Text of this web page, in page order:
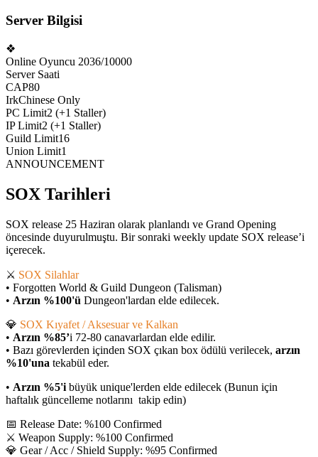
Server Bilgisi
❖
Online Oyuncu 2036/10000
Server Saati
CAP80
IrkChinese Only
PC Limit2 (+1 Staller)
IP Limit2 (+1 Staller)
Guild Limit16
Union Limit1
ANNOUNCEMENT
SOX Tarihleri
SOX release 25 Haziran olarak planlandı ve Grand Opening
öncesinde duyurulmuştu. Bir sonraki weekly update SOX release’i
içerecek.
⚔️ SOX Silahlar
• Forgotten World & Guild Dungeon (Talisman)
• Arzın %100'ü Dungeon'lardan elde edilecek.
💎 SOX Kıyafet / Aksesuar ve Kalkan
• Arzın %85’i 72-80 canavarlardan elde edilir.
• Bazı görevlerden içinden SOX çıkan box ödülü verilecek, arzın
%10'una tekabül eder.
• Arzın %5'i büyük unique'lerden elde edilecek (Bunun için
haftalık güncelleme notlarını takip edin)
📅 Release Date: %100 Confirmed
⚔️ Weapon Supply: %100 Confirmed
💎 Gear / Acc / Shield Supply: %95 Confirmed